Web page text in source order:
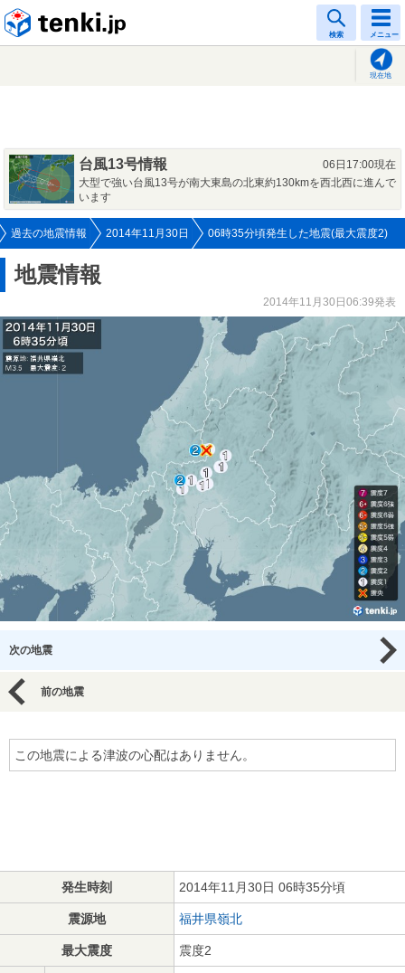
検索 メニュー
現在地
台風13号情報
06日17:00現在
大型で強い台風13号が南大東島の北東約130kmを西北西に進んで
います
過去の地震情報 2014年11月30日 06時35分頃発生した地震(最大震度2)
地震情報
2014年11月30日06:39発表
次の地震
前の地震
この地震による津波の心配はありません。
発生時刻 2014年11月30日 06時35分頃
震源地 福井県嶺北
最大震度 震度2